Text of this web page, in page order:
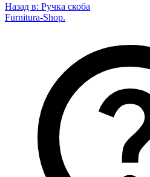
Назад в: Ручка скоба
Furnitura-Shop.